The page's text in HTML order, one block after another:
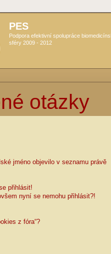
PES
Podpora efektivní spolupráce
sféry 2009 - 2012
otázky
jméno objevilo v seznamu právě
přihlásit!
nyní se nemohu přihlásit?!
z fóra“?